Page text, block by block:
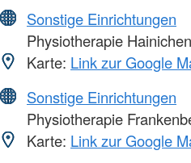
Sonstige Einrichtungen
Physiotherapie Hainichen
Karte: Link zur Google
Sonstige Einrichtungen
Physiotherapie
Karte: Link zur Google